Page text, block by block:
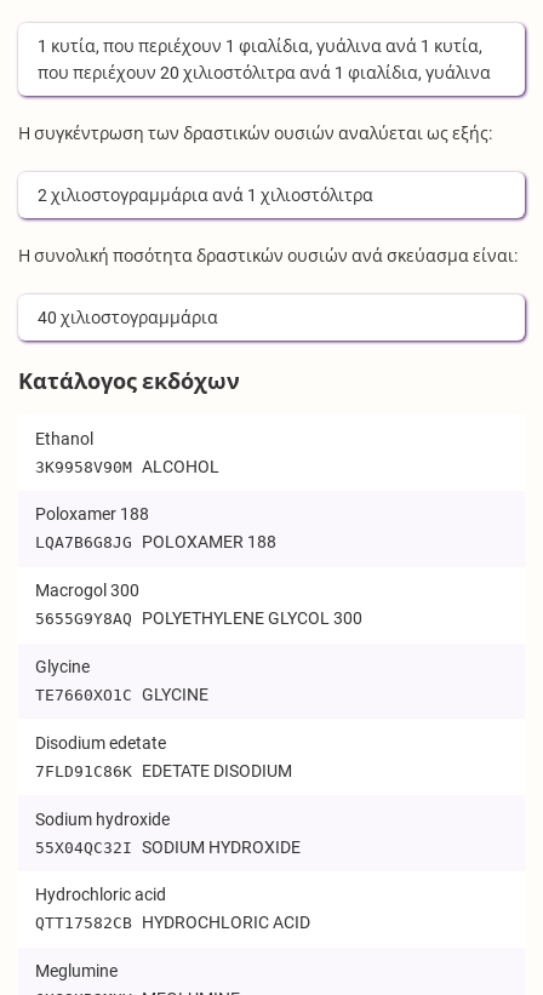
1 κυτία, που περιέχουν 1 φιαλίδια, γυάλιναανά 1 κυτία,
που περιέχουν20 χιλιοστόλιτραανά 1 φιαλίδια, γυάλινα
Η συγκέντρωση των δραστικών ουσιών αναλύεται ως εξής:
2χιλιοστογραμμάριαανά 1 χιλιοστόλιτρα
Η συνολική ποσότητα δραστικών ουσιών ανά σκεύασμα είναι:
40 χιλιοστογραμμάρια
Κατάλογος εκδόχων
Ethanol
3K9958V90MALCOHOL
Poloxamer 188
LQA7B6G8JG POLOXAMER 188
Macrogol 300
5655G9Y8AQ POLYETHYLENE GLYCOL 300
Glycine
TE7660XO1CGLYCINE
Disodium edetate
7FLD91C86K EDETATE DISODIUM
Sodium hydroxide
55X04QC32ISODIUM HYDROXIDE
Hydrochloric acid
QTT17582CB HYDROCHLORIC ACID
Meglumine